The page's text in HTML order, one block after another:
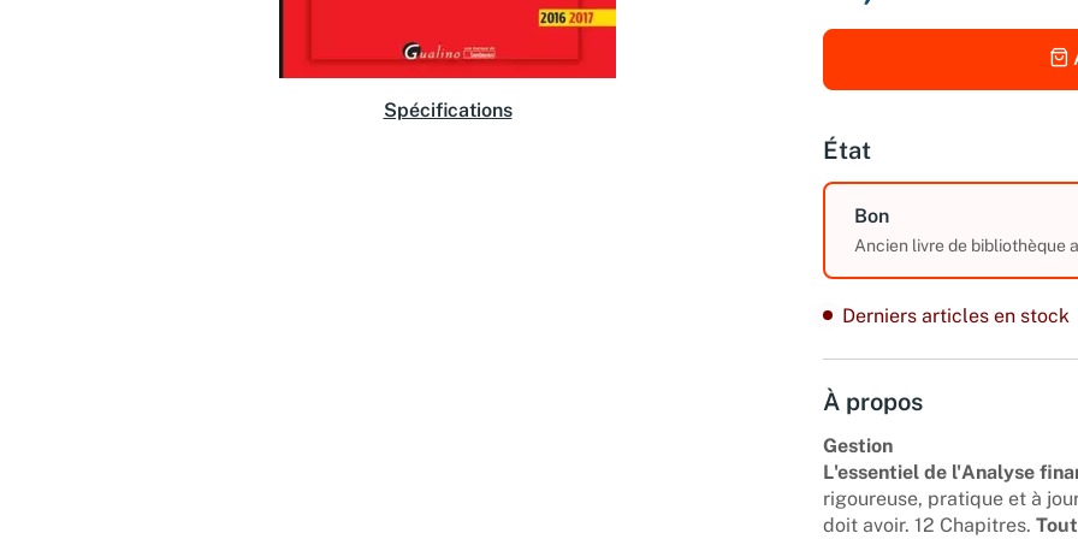
Spécifications
État
Bon
Ancien livre de bibliothèque
Derniers articles en stock
À propos
Gestion
L'essentiel de l'Analyse
rigoureuse, pratique et à
doit avoir. 12 Chapitres.